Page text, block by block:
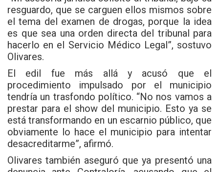
resguardo, que se carguen ellos mismos sobre
el tema del examen de drogas, porque la idea
es que sea una orden directa del tribunal para
hacerlo en el Servicio Médico Legal”, sostuvo
Olivares.
El edil fue más allá y acusó que el
procedimiento impulsado por el municipio
tendría un trasfondo político. “No nos vamos a
prestar para el show del municipio. Esto ya se
está transformando en un escarnio público, que
obviamente lo hace el municipio para intentar
desacreditarme”, afirmó.
Olivares también aseguró que ya presentó una